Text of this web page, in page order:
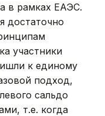
в рамках ЕАЭС.
достаточно
участники
к единому
подход,
сальдо
т.е. когда